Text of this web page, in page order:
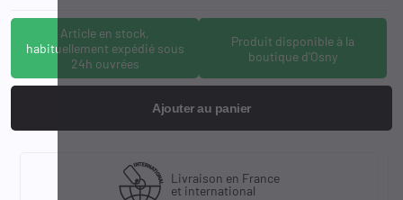
Article en stock,
habituellement expédié sous
24h ouvrées
Produit disponible à la
boutique d'Osny
Ajouter au panier
Livraison en France
et international